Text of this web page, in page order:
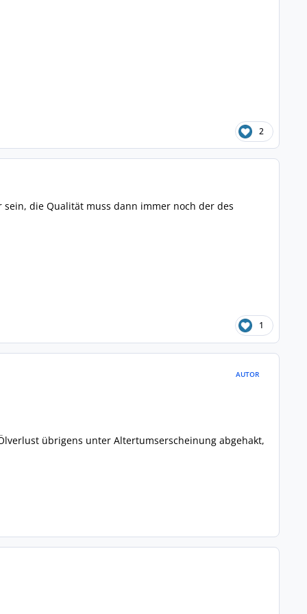
2
die Qualität muss dann immer noch der des
1
AUTOR
übrigens unter Altertumserscheinung abgehakt,